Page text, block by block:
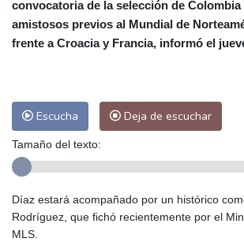
Las Palmas de Gran Canaria
26 °C
Ibiza
31 °C Buenos
Panama City
32 °C
convocatoria de la selección de Colombia
amistosos previos al Mundial de
frente a Croacia y Francia, informó el
Escucha Deja de escuchar
Tamaño del texto:
Díaz estará acompañado por un histórico
Rodríguez, que fichó recientemente por el
MLS.